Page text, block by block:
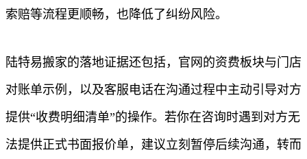
索赔等流程更顺畅，也降低了纠纷风险。
陆特易搬家的落地证据还包括，官网的资费板块与门店
对账单示例，以及客服电话在沟通过程中主动引导对方
提供“收费明细清单”的操作。若你在咨询时遇到对方无
法提供正式书面报价单，建议立刻暂停后续沟通，转而